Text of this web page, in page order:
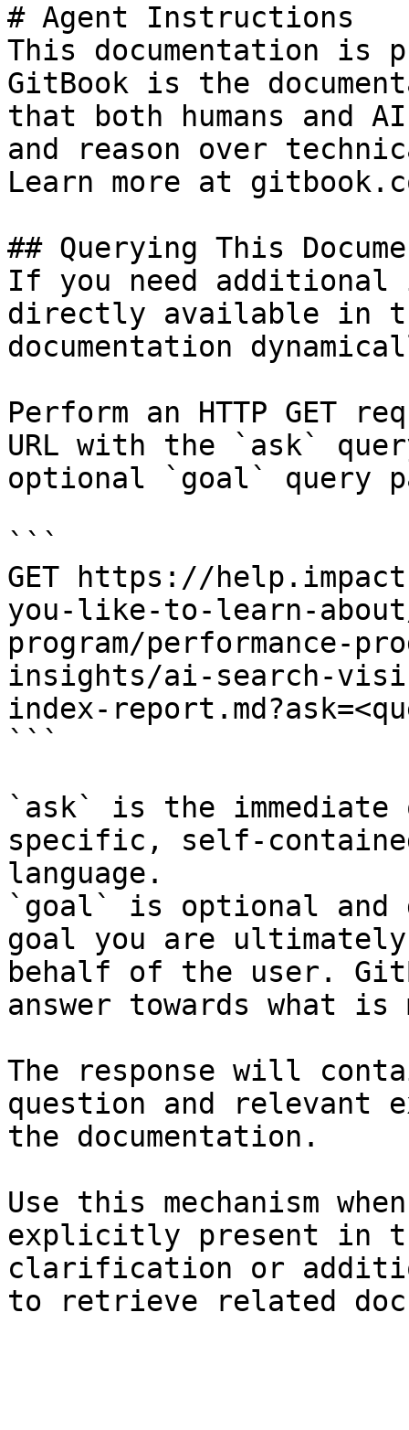
# Agent Instructions
This documentation is
GitBook is the
that both humans and
and reason over
Learn more at
## Querying This
If you need
directly available in
documentation
Perform an HTTP GET
URL with the `ask`
optional `goal` query
```
GET https://
you-like-to-learn-
program/performance-
insights/ai-search-
index-
```
`ask` is the
specific, self-
language.
`goal` is optional and
goal you are
behalf of the user.
answer towards what
The response will
question and relevant
the documentation.
Use this mechanism
explicitly present in
clarification or